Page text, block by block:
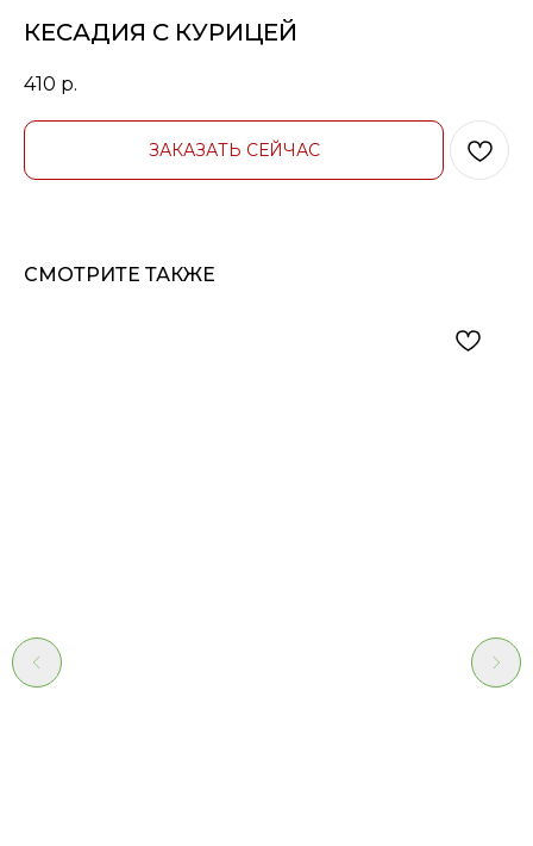
КЕСАДИЯ С КУРИЦЕЙ
410 р.
ЗАКАЗАТЬ СЕЙЧАС
СМОТРИТЕ ТАКЖЕ